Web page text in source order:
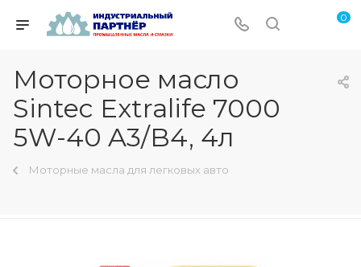
0
Моторное масло
Sintec Extralife 7000
5W-40 A3/B4, 4л
Моторные масла для легковых авто